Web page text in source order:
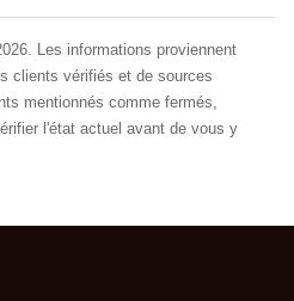
Les informations proviennent
clients vérifiés et de sources
mentionnés comme fermés,
l'état actuel avant de vous y